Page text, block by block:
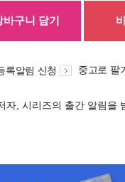
바구니 담기
록알림 신청 중고로 팔
자, 시리즈의 출간 알림을